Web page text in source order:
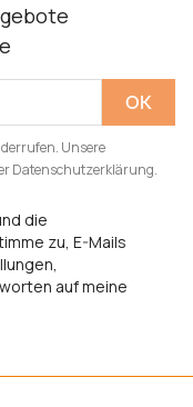
Unsere
Datenschutzerklärung.
die
zu, E-Mails
auf meine